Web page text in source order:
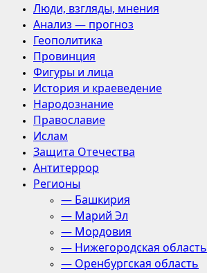
Люди, взгляды, мнения
Анализ — прогноз
Геополитика
Провинция
Фигуры и лица
История и краеведение
Народознание
Православие
Ислам
Защита Отечества
Антитеррор
Регионы
— Башкирия
— Марий Эл
— Мордовия
— Нижегородская область
— Оренбургская область